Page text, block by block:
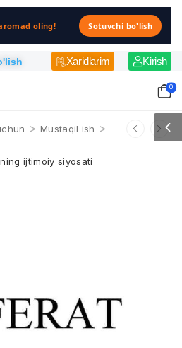
oling! Sotuvchi bo'lish
Xaridlarim Kirish
0
> Mustaqil ish >
ijtimoiy siyosati